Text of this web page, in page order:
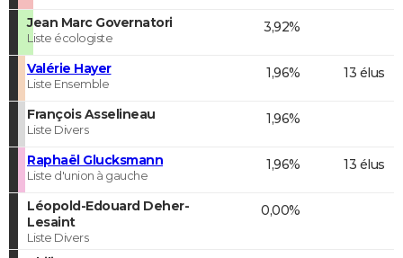
Jean Marc Governatori
Liste écologiste
3,92%
Valérie Hayer
Liste Ensemble
1,96% 13 élus
François Asselineau
Liste Divers
1,96%
Raphaël Glucksmann
Liste d'union à gauche
1,96% 13 élus
Léopold-Edouard Deher-
Lesaint
Liste Divers
0,00%